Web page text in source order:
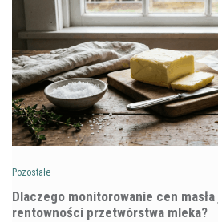
Pozostałe
Dlaczego monitorowanie cen
rentowności przetwórstwa mleka?